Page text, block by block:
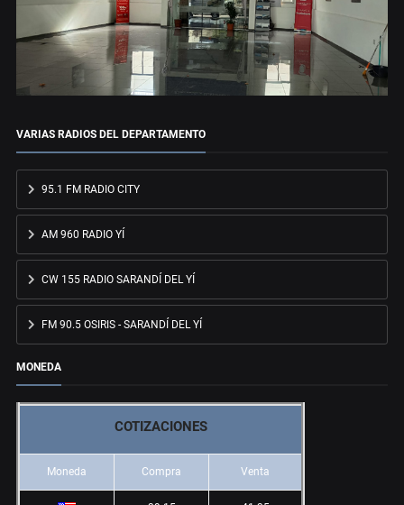
VARIAS RADIOS DEL DEPARTAMENTO
95.1 FM RADIO CITY
AM 960 RADIO YÍ
CW 155 RADIO SARANDÍ DEL YÍ
FM 90.5 OSIRIS - SARANDÍ DEL YÍ
MONEDA
COTIZACIONES
Moneda Compra Venta